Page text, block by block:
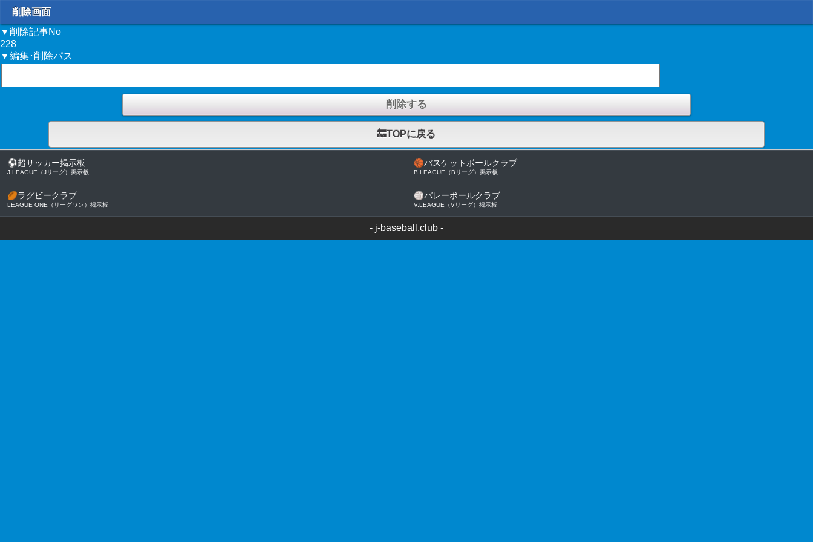
削除画面
▼削除記事No
228
▼編集･削除パス
🔙TOPに戻る
⚽超サッカー掲示板
J.LEAGUE（Jリーグ）掲示板
🏀バスケットボールクラブ
B.LEAGUE（Bリーグ）掲示板
🏉ラグビークラブ
LEAGUE ONE（リーグワン）掲示板
🏐バレーボールクラブ
V.LEAGUE（Vリーグ）掲示板
- j-baseball.club -